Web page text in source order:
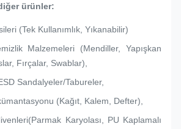
ürünler:
(Tek Kullanımlık, Yıkanabilir)
Malzemeleri (Mendiller, Yapışkan
Fırçalar, Swablar),
Sandalyeler/Tabureler,
(Kağıt, Kalem, Defter),
Karyolası, PU Kaplamalı